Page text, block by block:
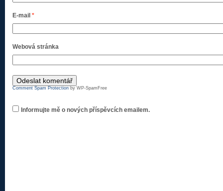
E-mail *
Webová stránka
Comment Spam Protection by WP-SpamFree
Informujte mě o nových příspěvcích emailem.